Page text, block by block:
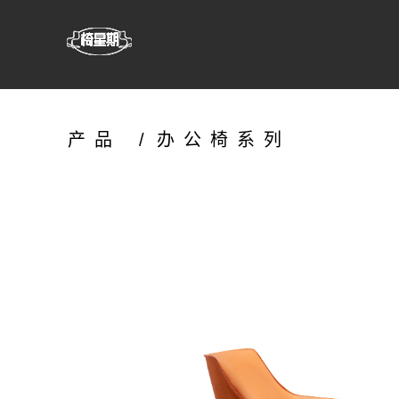
产品 / 办公椅系列